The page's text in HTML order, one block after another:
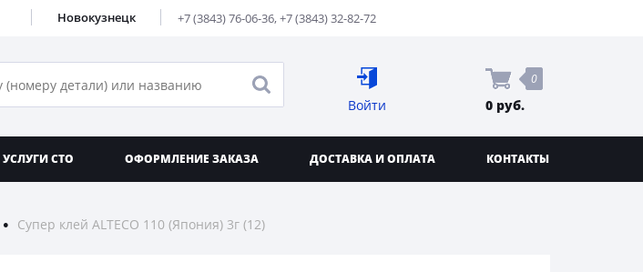
Новокузнецк +7 (3843) 76-06-36,+7 (3843) 32-82-72
Войти
0
0 руб.
УСЛУГИ СТО ОФОРМЛЕНИЕ ЗАКАЗА ДОСТАВКА И ОПЛАТА КОНТАКТЫ
● Супер клей ALTECO 110 (Япония) 3г (12)